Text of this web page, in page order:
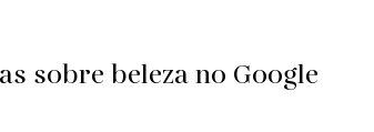
sobre beleza no Google